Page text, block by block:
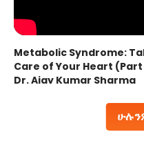
Metabolic Syndrome:
Care of Your Heart (Part
Dr. Ajay Kumar Sharma